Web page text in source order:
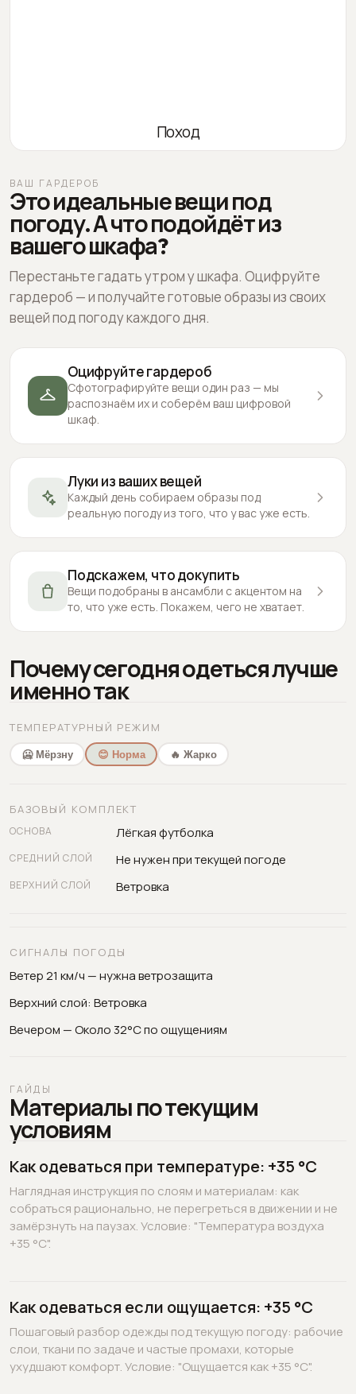
Поход
ВАШ ГАРДЕРОБ
Это идеальные вещи под
погоду. А что подойдёт из
вашего шкафа?
Перестаньте гадать утром у шкафа. Оцифруйте
гардероб — и получайте готовые образы из своих
вещей под погоду каждого дня.
Оцифруйте гардероб
Сфотографируйте вещи один раз — мы
распознаём их и соберём ваш цифровой
шкаф.
Луки из ваших вещей
Каждый день собираем образы под
реальную погоду из того, что у вас уже есть.
Подскажем, что докупить
Вещи подобраны в ансамбли с акцентом на
то, что уже есть. Покажем, чего не хватает.
Почему сегодня одеться лучше
именно так
ТЕМПЕРАТУРНЫЙ РЕЖИМ
🥶 Мёрзну 😊 Норма 🔥 Жарко
БАЗОВЫЙ КОМПЛЕКТ
ОСНОВА Лёгкая футболка
СРЕДНИЙ СЛОЙ Не нужен при текущей погоде
ВЕРХНИЙ СЛОЙ Ветровка
СИГНАЛЫ ПОГОДЫ
Ветер 21 км/ч — нужна ветрозащита
Верхний слой: Ветровка
Вечером — Около 32°C по ощущениям
ГАЙДЫ
Материалы по текущим
условиям
Как одеваться при температуре: +35 °C
Наглядная инструкция по слоям и материалам: как
собраться рационально, не перегреться в движении и не
замёрзнуть на паузах. Условие: "Температура воздуха
+35 °C".
Как одеваться если ощущается: +35 °C
Пошаговый разбор одежды под текущую погоду: рабочие
слои, ткани по задаче и частые промахи, которые
ухудшают комфорт. Условие: "Ощущается как +35 °C".